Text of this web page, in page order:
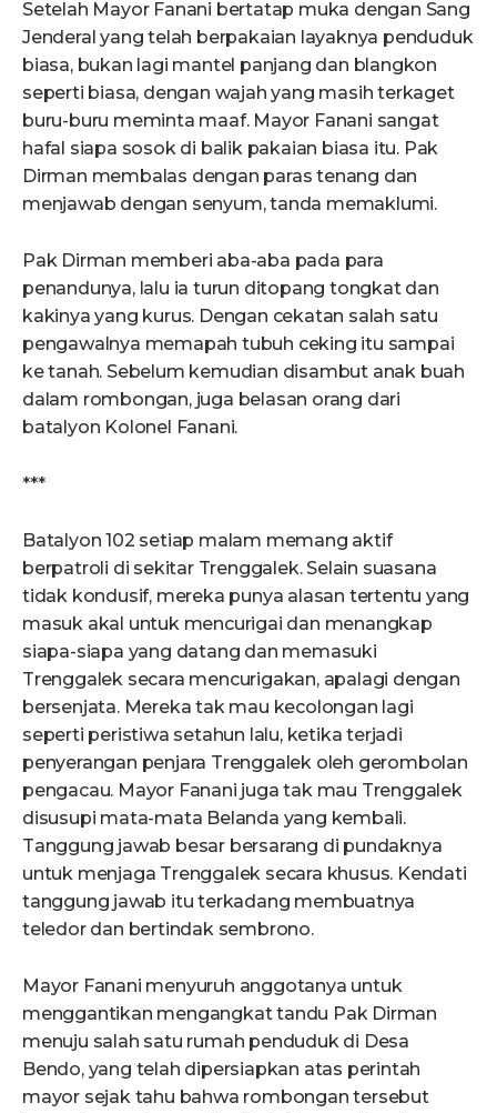
Setelah Mayor Fanani bertatap muka dengan Sang
Jenderal yang telah berpakaian layaknya penduduk
biasa, bukan lagi mantel panjang dan blangkon
seperti biasa, dengan wajah yang masih terkaget
buru-buru meminta maaf. Mayor Fanani sangat
hafal siapa sosok di balik pakaian biasa itu. Pak
Dirman membalas dengan paras tenang dan
menjawab dengan senyum, tanda memaklumi.
Pak Dirman memberi aba-aba pada para
penandunya, lalu ia turun ditopang tongkat dan
kakinya yang kurus. Dengan cekatan salah satu
pengawalnya memapah tubuh ceking itu sampai
ke tanah. Sebelum kemudian disambut anak buah
dalam rombongan, juga belasan orang dari
batalyon Kolonel Fanani.
***
Batalyon 102 setiap malam memang aktif
berpatroli di sekitar Trenggalek. Selain suasana
tidak kondusif, mereka punya alasan tertentu yang
masuk akal untuk mencurigai dan menangkap
siapa-siapa yang datang dan memasuki
Trenggalek secara mencurigakan, apalagi dengan
bersenjata. Mereka tak mau kecolongan lagi
seperti peristiwa setahun lalu, ketika terjadi
penyerangan penjara Trenggalek oleh gerombolan
pengacau. Mayor Fanani juga tak mau Trenggalek
disusupi mata-mata Belanda yang kembali.
Tanggung jawab besar bersarang di pundaknya
untuk menjaga Trenggalek secara khusus. Kendati
tanggung jawab itu terkadang membuatnya
teledor dan bertindak sembrono.
Mayor Fanani menyuruh anggotanya untuk
menggantikan mengangkat tandu Pak Dirman
menuju salah satu rumah penduduk di Desa
Bendo, yang telah dipersiapkan atas perintah
mayor sejak tahu bahwa rombongan tersebut